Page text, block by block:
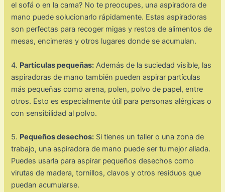
el sofá o en la cama? No te preocupes, una aspiradora de
mano puede solucionarlo rápidamente. Estas aspiradoras
son perfectas para recoger migas y restos de alimentos de
mesas, encimeras y otros lugares donde se acumulan.
4. Partículas pequeñas: Además de la suciedad visible, las
aspiradoras de mano también pueden aspirar partículas
más pequeñas como arena, polen, polvo de papel, entre
otros. Esto es especialmente útil para personas alérgicas o
con sensibilidad al polvo.
5. Pequeños desechos: Si tienes un taller o una zona de
trabajo, una aspiradora de mano puede ser tu mejor aliada.
Puedes usarla para aspirar pequeños desechos como
virutas de madera, tornillos, clavos y otros residuos que
puedan acumularse.